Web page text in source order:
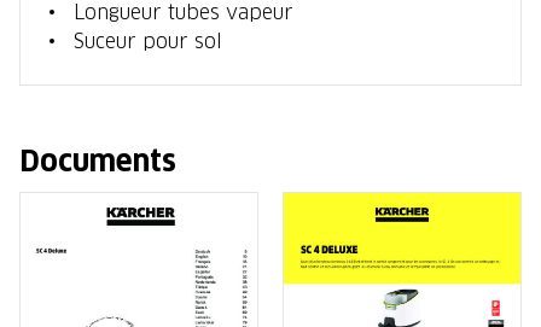
Longueur tubes vapeur
Suceur pour sol
Documents